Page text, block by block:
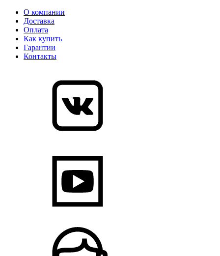
О компании
Доставка
Оплата
Как купить
Гарантии
Контакты